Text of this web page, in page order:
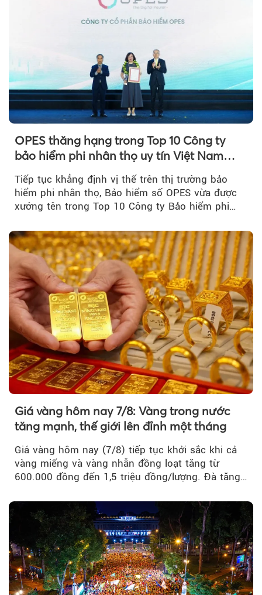
OPES thăng hạng trong Top 10 Công ty
bảo hiểm phi nhân thọ uy tín Việt Nam
Tiếp tục khẳng định vị thế trên thị trường bảo
hiểm phi nhân thọ, Bảo hiểm số OPES vừa được
xướng tên trong Top 10 Công ty Bảo hiểm phi
Giá vàng hôm nay 7/8: Vàng trong nước
tăng mạnh, thế giới lên đỉnh một tháng
Giá vàng hôm nay (7/8) tiếp tục khởi sắc khi cả
vàng miếng và vàng nhẫn đồng loạt tăng từ
600.000 đồng đến 1,5 triệu đồng/lượng. Đà tăng
vàng thế giới bứt phá lên mức cao nhất trong
một tháng.